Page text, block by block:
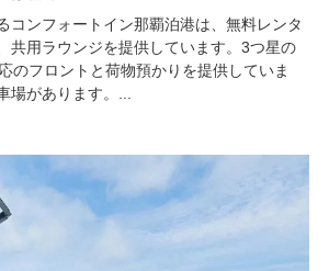
コンフォートイン那覇泊港は、無料レンタ
共用ラウンジを提供しています。3つ星の
のフロントと荷物預かりを提供していま
場があります。...